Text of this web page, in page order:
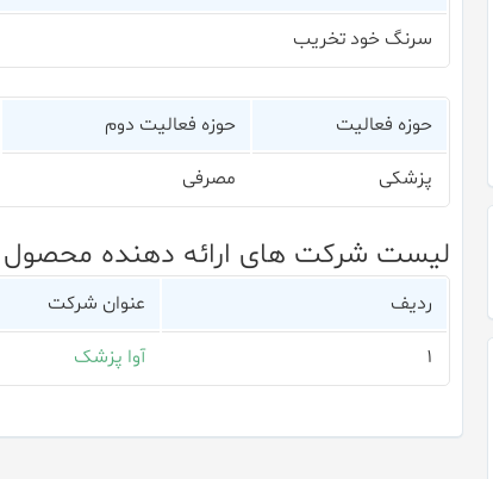
سرنگ خود تخریب
حوزه فعالیت حوزه فعالیت دوم
پزشکی مصرفی
لیست شرکت های ارائه دهنده محصول
ردیف عنوان شرکت
۱ آوا پزشک